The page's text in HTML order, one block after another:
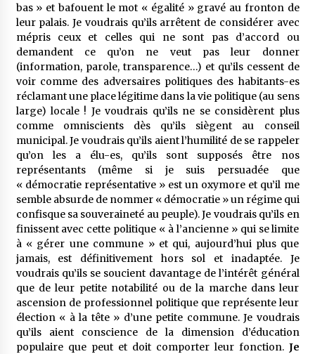
bas » et bafouent le mot « égalité » gravé au fronton de
leur palais. Je voudrais qu’ils arrêtent de considérer avec
mépris ceux et celles qui ne sont pas d’accord ou
demandent ce qu’on ne veut pas leur donner
(information, parole, transparence…) et qu’ils cessent de
voir comme des adversaires politiques des habitants-es
réclamant une place légitime dans la vie politique (au sens
large) locale ! Je voudrais qu’ils ne se considèrent plus
comme omniscients dès qu’ils siègent au conseil
municipal. Je voudrais qu’ils aient l’humilité de se rappeler
qu’on les a élu-es, qu’ils sont supposés être nos
représentants (même si je suis persuadée que
« démocratie représentative » est un oxymore et qu’il me
semble absurde de nommer « démocratie » un régime qui
confisque sa souveraineté au peuple). Je voudrais qu’ils en
finissent avec cette politique « à l’ancienne » qui se limite
à « gérer une commune » et qui, aujourd’hui plus que
jamais, est définitivement hors sol et inadaptée. Je
voudrais qu’ils se soucient davantage de l’intérêt général
que de leur petite notabilité ou de la marche dans leur
ascension de professionnel politique que représente leur
élection « à la tête » d’une petite commune. Je voudrais
qu’ils aient conscience de la dimension d’éducation
populaire que peut et doit comporter leur fonction. Je